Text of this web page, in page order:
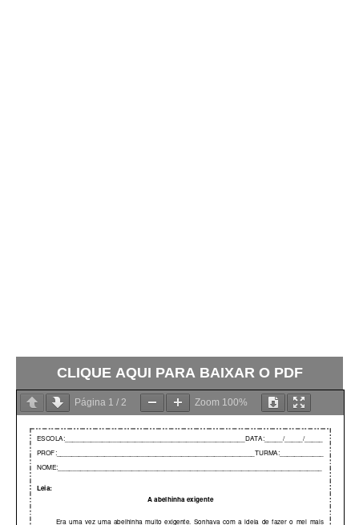
CLIQUE AQUI PARA BAIXAR O PDF
Página 1 / 2 Zoom 100%